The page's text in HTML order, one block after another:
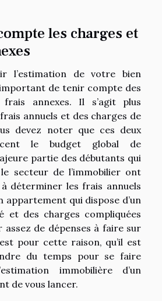
les charges et
l’estimation de votre bien
de tenir compte des
annexes. Il s’agit plus
annuels et des charges de
devez noter que ces deux
le budget global de
partie des débutants qui
secteur de l’immobilier ont
déterminer les frais annuels
appartement qui dispose d’un
et des charges compliquées
assez de dépenses à faire sur
pour cette raison, qu’il est
du temps pour se faire
immobilière d’un
de vous lancer.